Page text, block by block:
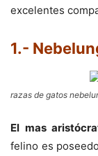
excelentes
1.-
razas de gatos
El mas
felino es